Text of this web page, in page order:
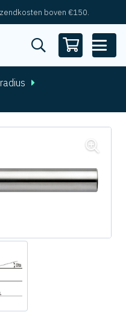
boven €150.